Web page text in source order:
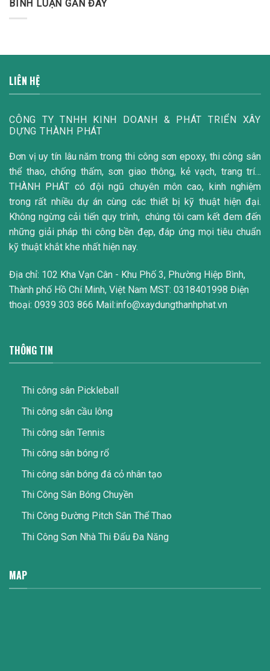
BÌNH LUẬN GẦN ĐÂY
LIÊN HỆ
CÔNG TY TNHH KINH DOANH & PHÁT TRIỂN XÂY
DỰNG THÀNH PHÁT
Đơn vị uy tín lâu năm trong thi công sơn epoxy, thi công sân
thể thao, chống thấm, sơn giao thông, kẻ vạch, trang trí…
THÀNH PHÁT có đội ngũ chuyên môn cao, kinh nghiệm
trong rất nhiều dự án cùng các thiết bị kỹ thuật hiện đại.
Không ngừng cải tiến quy trình, chúng tôi cam kết đem đến
những giải pháp thi công bền đẹp, đáp ứng mọi tiêu chuẩn
kỹ thuật khắt khe nhất hiện nay.
Địa chỉ: 102 Kha Vạn Cân - Khu Phố 3, Phường Hiệp Bình,
Thành phố Hồ Chí Minh, Việt Nam MST: 0318401998 Điện
thoại: 0939 303 866 Mail:info@xaydungthanhphat.vn
THÔNG TIN
Thi công sân Pickleball
Thi công sân cầu lông
Thi công sân Tennis
Thi công sân bóng rổ
Thi công sân bóng đá cỏ nhân tạo
Thi Công Sân Bóng Chuyền
Thi Công Đường Pitch Sân Thể Thao
Thi Công Sơn Nhà Thi Đấu Đa Năng
MAP